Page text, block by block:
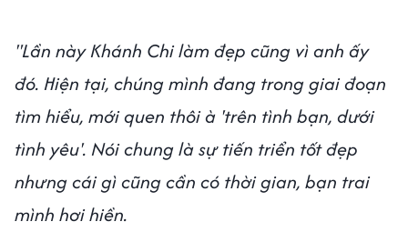
"Lần này Khánh Chi làm đẹp cũng vì anh ấy
đó. Hiện tại, chúng mình đang trong giai đoạn
tìm hiểu, mới quen thôi à 'trên tình bạn, dưới
tình yêu'. Nói chung là sự tiến triển tốt đẹp
nhưng cái gì cũng cần có thời gian, bạn trai
mình hơi hiền.